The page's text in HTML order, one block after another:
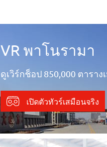
VR พาโนรามา
ดูเวิร์กช็อป 850,000 ตารา
เปิดตัวทัวร์เสมือนจริง